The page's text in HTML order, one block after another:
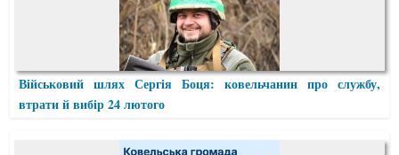
Військовий шлях Сергія Боця: ковельчанин про службу,
втрати й вибір 24 лютого